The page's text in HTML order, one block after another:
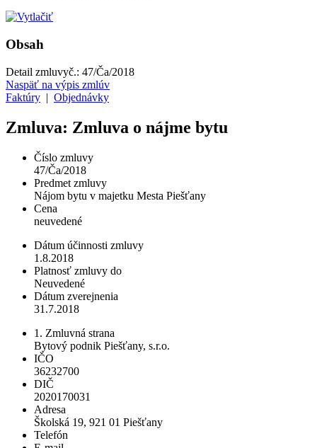
Obsah
Detail zmluvyč.: 47/Ča/2018
Naspäť na výpis zmlúv
Faktúry | Objednávky
Zmluva: Zmluva o nájme bytu
Číslo zmluvy
47/Ča/2018
Predmet zmluvy
Nájom bytu v majetku Mesta Piešťany
Cena
neuvedené
Dátum účinnosti zmluvy
1.8.2018
Platnosť zmluvy do
Neuvedené
Dátum zverejnenia
31.7.2018
1. Zmluvná strana
Bytový podnik Piešťany, s.r.o.
IČO
36232700
DIČ
2020170031
Adresa
Školská 19, 921 01 Piešťany
Telefón